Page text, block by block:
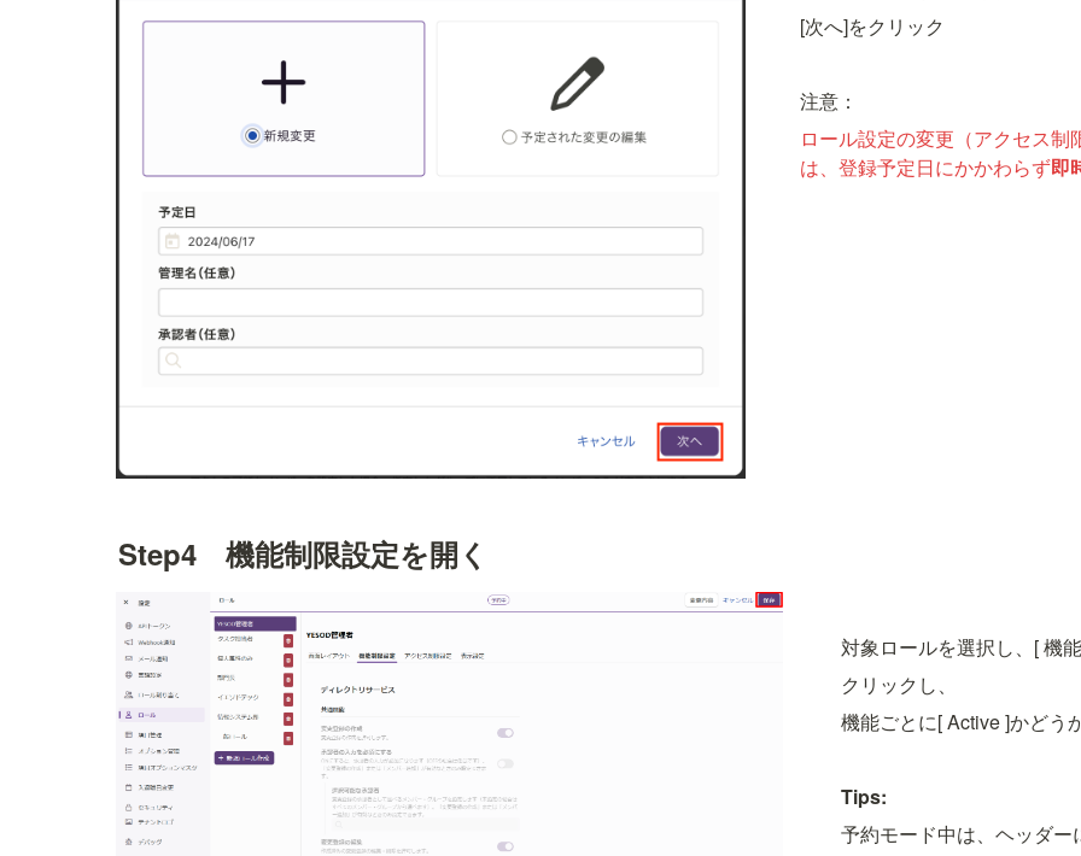
[次へ]をクリック
注意：
ロール設定の変更（アクセス制
は、登録予定日にかかわらず即
Step4　機能制限設定を開く
対象ロールを選択し、[ 機
クリックし、
機能ごとに[ Active ]かどう
Tips:
予約モード中は、ヘッダー